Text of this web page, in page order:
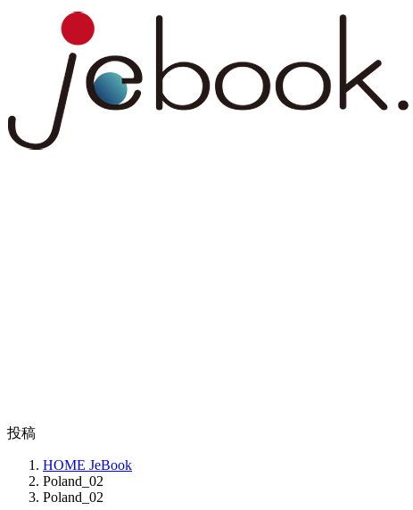
ス
キ
ン
に
投稿
HOME JeBook
Poland_02
Poland_02